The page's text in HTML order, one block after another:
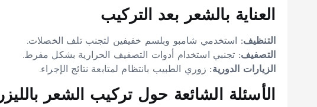
العناية بالشعر بعد التركيب
التنظيف: استخدمي شامبو وبلسم خفيفين لتجنب تلف الخصلات.
التصفيف: تجنبي استخدام أدوات التصفيف الحرارية بشكل مفرط.
الزيارات الدورية: زوري الطبيب بانتظام لمتابعة نتائج الإجراء.
الأسئلة الشائعة حول تركيب الشعر بالليزر